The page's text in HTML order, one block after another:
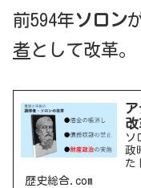
前594年ソロン
者 として改革。
ソ
政
た
歴史総合.com